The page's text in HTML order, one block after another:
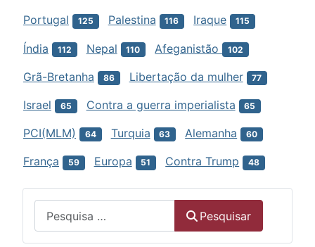
Portugal 125 Palestina 116 Iraque 115
Índia 112 Nepal 110 Afeganistão 102
Grã-Bretanha 86 Libertação da mulher 77
Israel 65 Contra a guerra imperialista 65
PCI(MLM) 64 Turquia 63 Alemanha 60
França 59 Europa 51 Contra Trump 48
Pesquisar